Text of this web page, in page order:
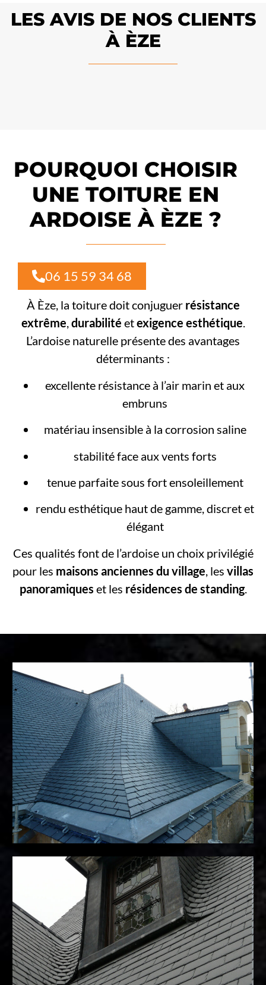
LES AVIS DE NOS CLIENTS
À ÈZE
POURQUOI CHOISIR
UNE TOITURE EN
ARDOISE À ÈZE ?
06 15 59 34 68
À Èze, la toiture doit conjuguer résistance
extrême,durabilité etexigence esthétique.
L’ardoise naturelle présente des avantages
déterminants :
excellente résistance à l’air marin et aux
embruns
matériau insensible à la corrosion saline
stabilité face aux vents forts
tenue parfaite sous fort ensoleillement
rendu esthétique haut de gamme, discret et
élégant
Ces qualités font de l’ardoise un choix privilégié
pour les maisons anciennes du village , les villas
panoramiques et les résidences de standing.